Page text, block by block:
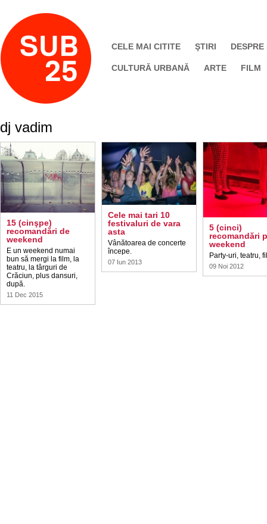
CELE MAI CITITE ŞTIRI DESPRE
CULTURĂ URBANĂ ARTE FILM
dj vadim
15 (cinşpe)
recomandări de
weekend
E un weekend numai
bun să mergi la film, la
teatru, la târguri de
Crăciun, plus dansuri,
după.
11 Dec 2015
Cele mai tari 10
festivaluri de vara
asta
Vânătoarea de concerte
începe.
07 Iun 2013
5 (cinci)
recomandări
weekend
Party-uri, teatru,
09 Noi 2012